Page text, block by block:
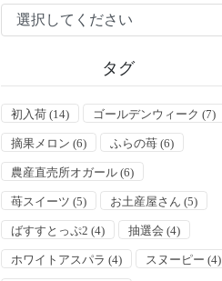
ー
タグ
初入荷 (14) ゴールデンウィーク (7)
摘果メロン (6) ふらの苺 (6)
農産直売所オガール (6)
苺スイーツ (5) お土産屋さん (5)
ばすすとっぷ2 (4) 抽選会 (4)
ホワイトアスパラ (4) スヌーピー (4)